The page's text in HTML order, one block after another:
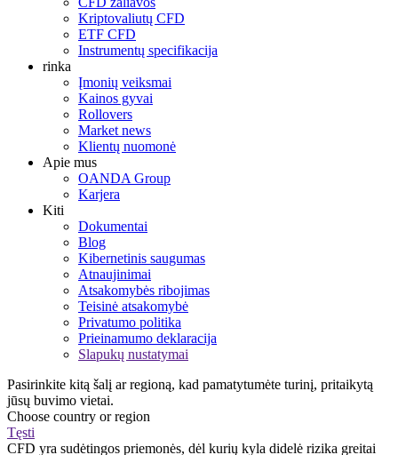
Kriptovaliutų CFD
ETF CFD
Instrumentų specifikacija
rinka
Įmonių veiksmai
Kainos gyvai
Rollovers
Market news
Klientų nuomonė
Apie mus
OANDA Group
Karjera
Kiti
Dokumentai
Blog
Kibernetinis saugumas
Atnaujinimai
Atsakomybės ribojimas
Teisinė atsakomybė
Privatumo politika
Prieinamumo deklaracija
Slapukų nustatymai
Pasirinkite kitą šalį ar regioną, kad pamatytumėte turinį, pritaikytą
jūsų buvimo vietai.
Choose country or region
Tęsti
CFD yra sudėtingos priemonės, dėl kurių kyla didelė rizika greitai